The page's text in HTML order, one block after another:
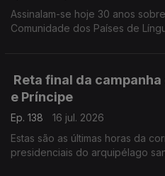
Assinalam-se hoje 30 anos
Comunidade dos Países de
Reta final da
e Príncipe
Ep. 138
16 jul. 2026
Estas são as últimas horas da
presidenciais do arquipélago